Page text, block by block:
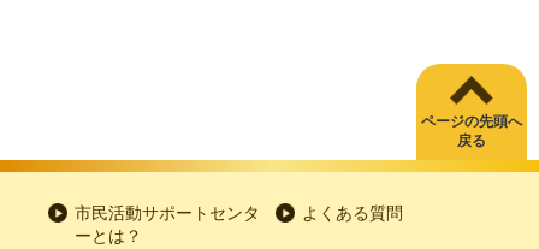
ページの先頭へ
戻る
市民活動サポートセンタ
ーとは？
よくある質問